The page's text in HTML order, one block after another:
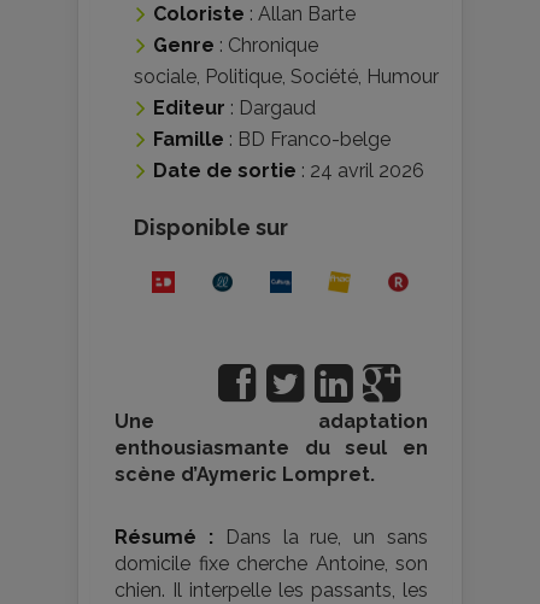
Coloriste : Allan Barte
Genre : Chronique
sociale Politique Société Humour
Editeur : Dargaud
Famille : BD Franco-belge
Date de sortie : 24 avril 2026
Disponible sur
Une adaptation
enthousiasmante du seul en
scène d’Aymeric Lompret.
Résumé : Dans la rue, un sans
domicile fixe cherche Antoine, son
chien. Il interpelle les passants, les